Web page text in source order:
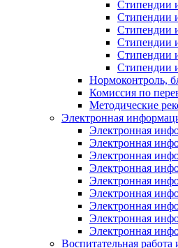
Стипендии
Стипендии
Стипендии
Стипендии
Стипендии
Нормоконтроль,
Комиссия по
Методические
Электронная
Электронная
Электронная
Электронная
Электронная
Электронная
Электронная
Электронная
Электронная
Электронная
Воспитательная